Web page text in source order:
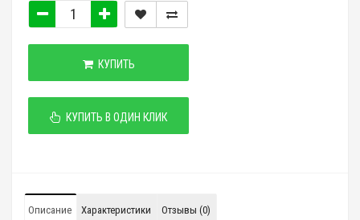
КУПИТЬ
КУПИТЬ В ОДИН КЛИК
Описание Характеристики Отзывы (0)